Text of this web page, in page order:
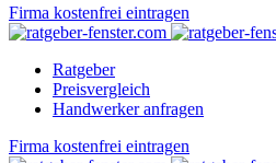
Firma kostenfrei eintragen
Ratgeber
Preisvergleich
Handwerker anfragen
Firma kostenfrei eintragen